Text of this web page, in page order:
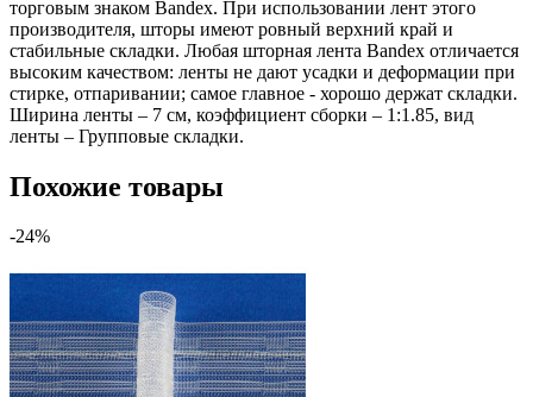
торговым знаком Bandex. При использовании лент этого
производителя, шторы имеют ровный верхний край и
стабильные складки. Любая шторная лента Bandex отличается
высоким качеством: ленты не дают усадки и деформации при
стирке, отпаривании; самое главное - хорошо держат складки.
Ширина ленты – 7 см, коэффициент сборки – 1:1.85, вид
ленты – Групповые складки.
Похожие товары
-24%